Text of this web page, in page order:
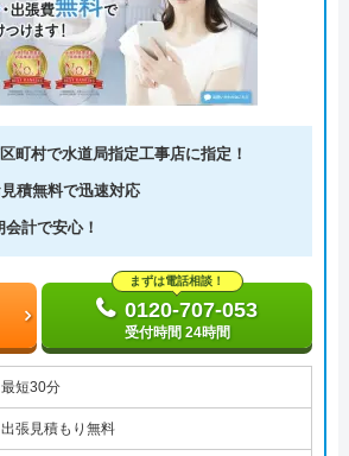
町村で水道局指定工事店に指定！
積無料で迅速対応
計で安心！
まずは電話相談！
0120-707-053
受付時間 24時間
最短30分
出張見積もり無料